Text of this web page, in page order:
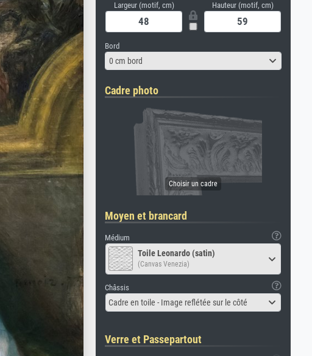
Largeur (motif, cm) Hauteur (motif, cm)
Bord
0 cm bord
Cadre photo
Moyen et brancard
Médium
Toile Leonardo (satin)
(Canvas Venezia)
Châssis
Cadre en toile - Image reflétée sur le côté
Verre et Passepartout